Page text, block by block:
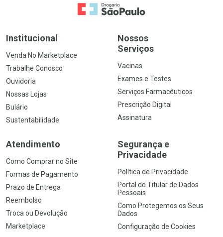
Ir para a Home
Institucional
Venda No Marketplace
Trabalhe Conosco
Ouvidoria
Nossas Lojas
Bulário
Sustentabilidade
Nossos
Serviços
Vacinas
Exames e Testes
Serviços Farmacêuticos
Prescrição Digital
Assinatura
Atendimento
Como Comprar no Site
Formas de Pagamento
Prazo de Entrega
Reembolso
Troca ou Devolução
Marketplace
Segurança e
Privacidade
Política de Privacidade
Portal do Titular de Dados
Pessoais
Como Protegemos os Seus
Dados
Configuração de Cookies